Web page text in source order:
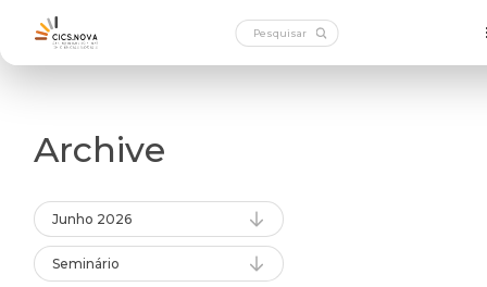
Archive
Junho 2026
Seminário